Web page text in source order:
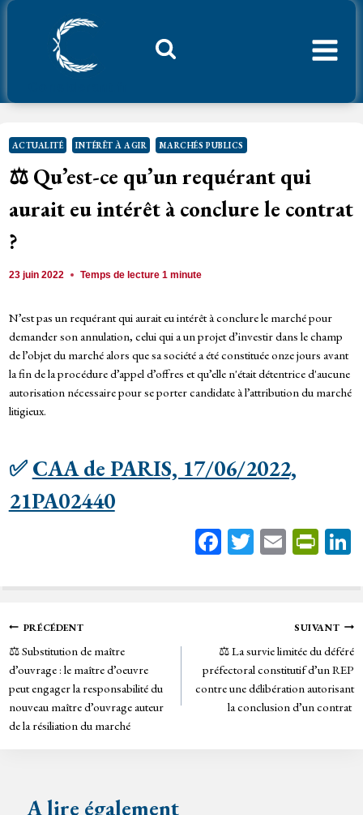
Aller
ACTUALITÉ INTÉRÊT À AGIR MARCHÉS PUBLICS
⚖️ Qu’est-ce qu’un requérant qui
aurait eu intérêt à conclure le contrat
?
23 juin 2022 Temps de lecture1 minute
N’est pas un requérant qui aurait eu intérêt à conclure le marché pour
demander son annulation, celui qui a un projet d’investir dans le champ
de l’objet du marché alors que sa société a été constituée onze jours avant
la fin de la procédure d’appel d’offres et qu’elle n'était détentrice d'aucune
autorisation nécessaire pour se porter candidate à l’attribution du marché
litigieux.
✅ CAA de PARIS, 17/06/2022,
21PA02440
Fa
bo
T
tt
E
ail
Pr
tF
rie
n
dl
y
Navigation
de
l’article
PRÉCÉDENT
⚖️ Substitution de maître
d’ouvrage : le maître d’oeuvre
peut engager la responsabilité du
nouveau maître d’ouvrage auteur
de la résiliation du marché
SUIVANT
⚖️ La survie limitée du déféré
préfectoral constitutif d’un REP
contre une délibération autorisant
la conclusion d’un contrat
A lire également